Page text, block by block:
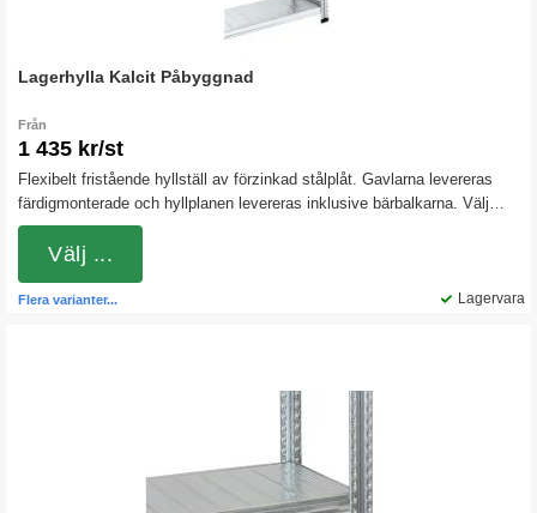
Lagerhylla Kalcit Påbyggnad
Från
1 435 kr/st
Flexibelt fristående hyllställ av förzinkad stålplåt. Gavlarna levereras
färdigmonterade och hyllplanen levereras inklusive bärbalkarna. Välj
mellan olika höjder, djup och kapacitet.Stället fungerar även utmärkt
som däckställ.
Lagervara
Flera varianter...
Välj ...